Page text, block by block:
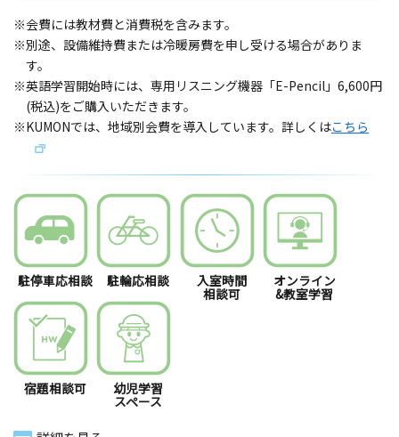
※会費には教材費と消費税を含みます。
※別途、設備維持費または冷暖房費を申し受ける場合がありま
す。
※英語学習開始時には、専用リスニング機器「E-Pencil」6,600円
(税込)をご購入いただきます。
※KUMONでは、地域別会費を導入しています。詳しくはこちら
駐停車応相談 駐輪応相談 入室時間
相談可
オンライン
&教室学習
宿題相談可 幼児学習
スペース